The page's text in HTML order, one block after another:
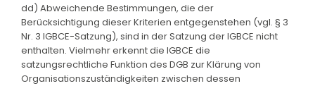
dd) Abweichende Bestimmungen, die der
Berücksichtigung dieser Kriterien entgegenstehen (vgl. § 3
Nr. 3 IGBCE-Satzung), sind in der Satzung der IGBCE nicht
enthalten. Vielmehr erkennt die IGBCE die
satzungsrechtliche Funktion des DGB zur Klärung von
Organisationszuständigkeiten zwischen dessen